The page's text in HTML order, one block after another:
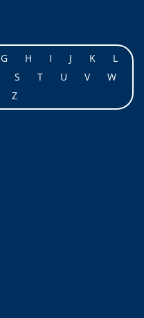
G H I J K
L
S T U V
W
Z